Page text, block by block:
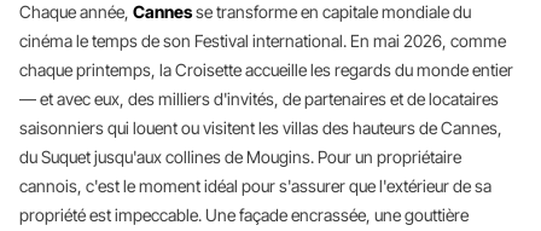
Chaque année, Cannesse transforme en capitale mondiale du
cinéma le temps de son Festival international. En mai 2026, comme
chaque printemps, la Croisette accueille les regards du monde entier
— et avec eux, des milliers d'invités, de partenaires et de locataires
saisonniers qui louent ou visitent les villas des hauteurs de Cannes,
du Suquet jusqu'aux collines de Mougins. Pour un propriétaire
cannois, c'est le moment idéal pour s'assurer que l'extérieur de sa
propriété est impeccable. Une façade encrassée, une gouttière